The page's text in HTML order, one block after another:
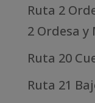
Ruta 2
2 Ordesa
Ruta 20
Ruta 21